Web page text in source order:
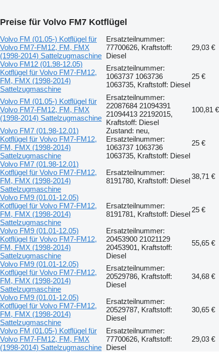
Preise für Volvo FM7 Kotflügel
Volvo FM (01.05-) Kotflügel für
Volvo FM7-FM12, FM, FMX
(1998-2014) Sattelzugmaschine
Ersatzteilnummer:
77700626, Kraftstoff:
Diesel
29,03 €
Volvo FM12 (01.98-12.05)
Kotflügel für Volvo FM7-FM12,
FM, FMX (1998-2014)
Sattelzugmaschine
Ersatzteilnummer:
1063737 1063736
1063735, Kraftstoff: Diesel
25 €
Volvo FM (01.05-) Kotflügel für
Volvo FM7-FM12, FM, FMX
(1998-2014) Sattelzugmaschine
Ersatzteilnummer:
22087684 21094391
21094413 22192015,
Kraftstoff: Diesel
100,81 €
Volvo FM7 (01.98-12.01)
Kotflügel für Volvo FM7-FM12,
FM, FMX (1998-2014)
Sattelzugmaschine
Zustand: neu,
Ersatzteilnummer:
1063737 1063736
1063735, Kraftstoff: Diesel
25 €
Volvo FM7 (01.98-12.01)
Kotflügel für Volvo FM7-FM12,
FM, FMX (1998-2014)
Sattelzugmaschine
Ersatzteilnummer:
8191780, Kraftstoff: Diesel
38,71 €
Volvo FM9 (01.01-12.05)
Kotflügel für Volvo FM7-FM12,
FM, FMX (1998-2014)
Sattelzugmaschine
Ersatzteilnummer:
8191781, Kraftstoff: Diesel
25 €
Volvo FM9 (01.01-12.05)
Kotflügel für Volvo FM7-FM12,
FM, FMX (1998-2014)
Sattelzugmaschine
Ersatzteilnummer:
20453900 21021129
20453901, Kraftstoff:
Diesel
55,65 €
Volvo FM9 (01.01-12.05)
Kotflügel für Volvo FM7-FM12,
FM, FMX (1998-2014)
Sattelzugmaschine
Ersatzteilnummer:
20529786, Kraftstoff:
Diesel
34,68 €
Volvo FM9 (01.01-12.05)
Kotflügel für Volvo FM7-FM12,
FM, FMX (1998-2014)
Sattelzugmaschine
Ersatzteilnummer:
20529787, Kraftstoff:
Diesel
30,65 €
Volvo FM (01.05-) Kotflügel für
Volvo FM7-FM12, FM, FMX
(1998-2014) Sattelzugmaschine
Ersatzteilnummer:
77700626, Kraftstoff:
Diesel
29,03 €